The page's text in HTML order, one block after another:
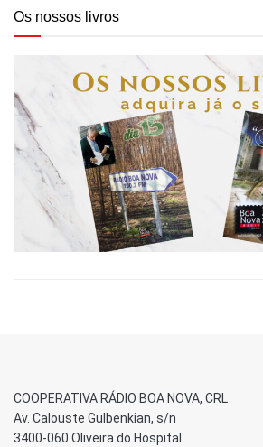
Os nossos livros
COOPERATIVA RÁDIO BOA NOVA, CRL
Av. Calouste Gulbenkian, s/n
3400-060 Oliveira do Hospital